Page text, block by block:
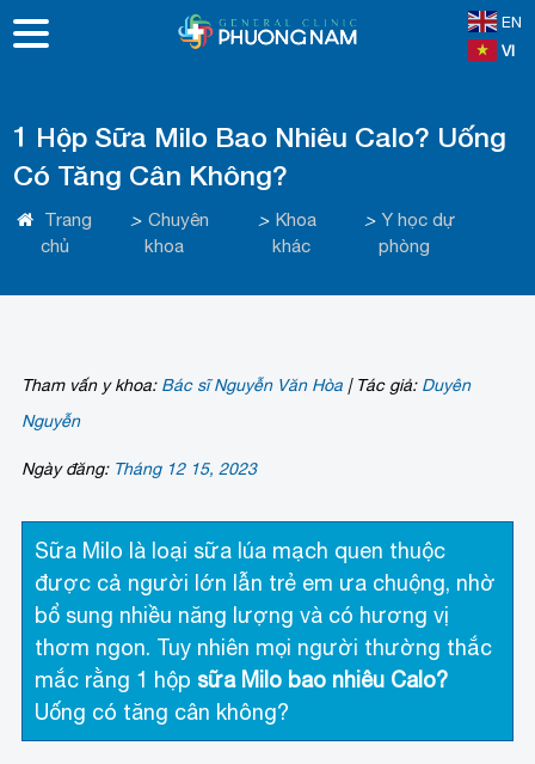
EN
VI
1 Hộp Sữa Milo Bao Nhiêu Calo? Uống
Có Tăng Cân Không?
Trang
chủ
> Chuyên
khoa
> Khoa
khác
> Y học dự
phòng
Tham vấn y khoa: Bác sĩ Nguyễn Văn Hòa |Tác giả: Duyên
Nguyễn
Ngày đăng: Tháng 12 15, 2023
Sữa Milo là loại sữa lúa mạch quen thuộc
được cả người lớn lẫn trẻ em ưa chuộng, nhờ
bổ sung nhiều năng lượng và có hương vị
thơm ngon. Tuy nhiên mọi người thường thắc
mắc rằng 1 hộp sữa Milo bao nhiêu Calo?
Uống có tăng cân không?